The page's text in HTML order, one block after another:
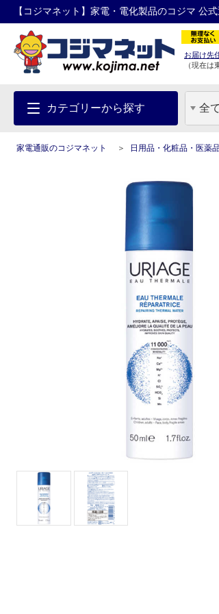
【コジマネット】家電・電化製品のコジマ 公
お届け先
（現在は
カテゴリーから探す 全
家電通販のコジマネット 日用品・化粧品・医薬